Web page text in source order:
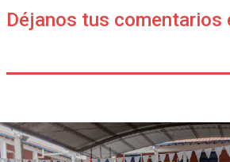
Déjanos tus comentarios